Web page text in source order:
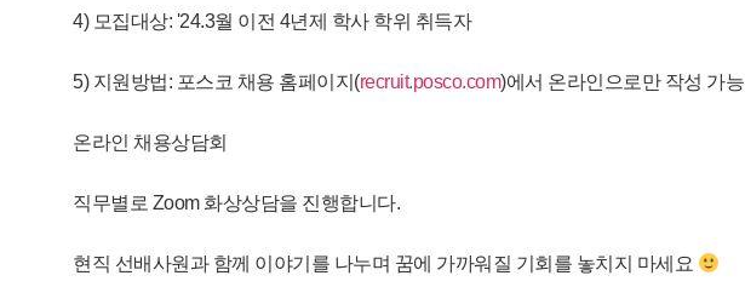
4) 모집대상: '24.3월 이전 4년제 학사 학위 취득자
5) 지원방법: 포스코 채용 홈페이지(recruit.posco.com)에서 온라인으로만 작성 가능
온라인 채용상담회
직무별로 Zoom 화상상담을 진행합니다.
현직 선배사원과 함께 이야기를 나누며 꿈에 가까워질 기회를 놓치지 마세요